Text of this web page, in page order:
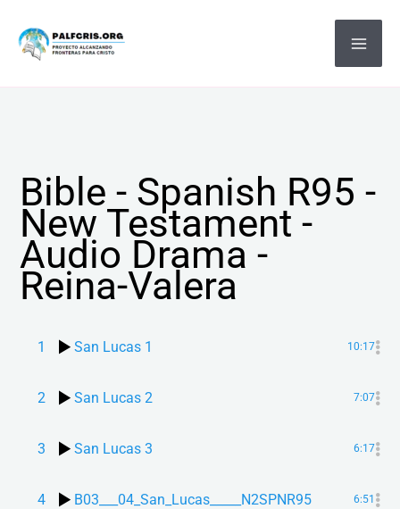
Bible - Spanish R95 -
New Testament -
Audio Drama -
Reina-Valera
1 San Lucas 1 10:17
2 San Lucas 2 7:07
3 San Lucas 3 6:17
4 B03___04_San_Lucas_____N2SPNR95 6:51